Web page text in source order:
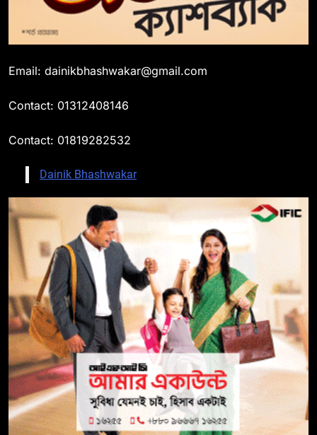
Email: dainikbhashwakar@gmail.com
Contact: 01312408146
Contact: 01819282532
Dainik Bhashwakar